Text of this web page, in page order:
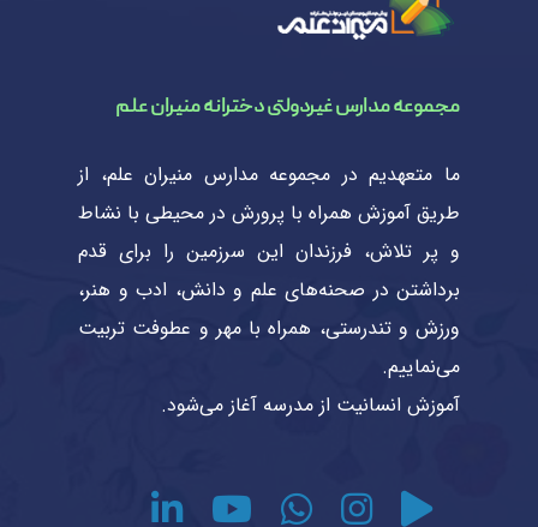
مجموعه مدارس غیردولتی دخترانه منیران علم
ما متعهدیم در مجموعه مدارس منیران علم، از
طریق آموزش همراه با پرورش در محیطی با نشاط
و پر تلاش، فرزندان این سرزمین را برای قدم
برداشتن در صحنه‌های علم و دانش، ادب و هنر،
ورزش و تندرستی، همراه با مهر و عطوفت تربیت
می‌نماییم.
آموزش انسانیت از مدرسه آغاز می‌شود.